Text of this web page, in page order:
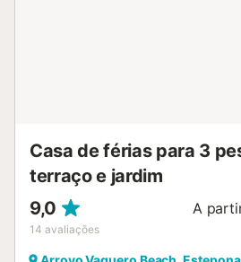
Casa de férias para 3
terraço e jardim
9,0
14 avaliações
A